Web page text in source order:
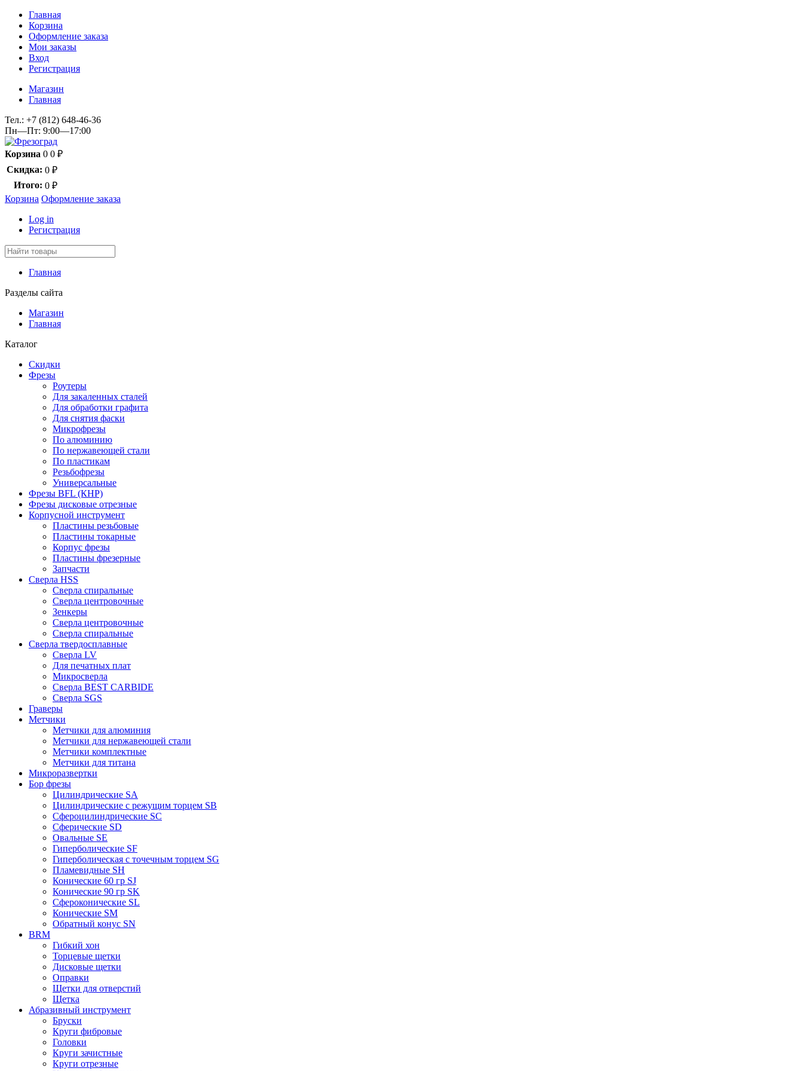
Главная
Корзина
Оформление заказа
Мои заказы
Вход
Регистрация
Магазин
Главная
Тел.: +7 (812) 648-46-36
Пн—Пт: 9:00—17:00
Корзина 0 0 ₽
Скидка: 0 ₽
Итого: 0 ₽
Корзина Оформление заказа
Log in
Регистрация
Главная
Разделы сайта
Магазин
Главная
Каталог
Скидки
Фрезы
Роутеры
Для закаленных сталей
Для обработки графита
Для снятия фаски
Микрофрезы
По алюминию
По нержавеющей стали
По пластикам
Резьбофрезы
Универсальные
Фрезы BFL (КНР)
Фрезы дисковые отрезные
Корпусной инструмент
Пластины резьбовые
Пластины токарные
Корпус фрезы
Пластины фрезерные
Запчасти
Сверла HSS
Сверла спиральные
Сверла центровочные
Зенкеры
Сверла центровочные
Сверла спиральные
Сверла твердосплавные
Сверла LV
Для печатных плат
Микросверла
Сверла BEST CARBIDE
Сверла SGS
Граверы
Метчики
Метчики для алюминия
Метчики для нержавеющей стали
Метчики комплектные
Метчики для титана
Микроразвертки
Бор фрезы
Цилиндрические SA
Цилиндрические с режущим торцем SB
Сфероцилиндрические SC
Сферические SD
Овальные SE
Гиперболические SF
Гиперболическая с точечным торцем SG
Пламевидные SH
Конические 60 гр SJ
Конические 90 гр SK
Сфероконические SL
Конические SM
Обратный конус SN
BRM
Гибкий хон
Торцевые щетки
Дисковые щетки
Оправки
Щетки для отверстий
Щетка
Абразивный инструмент
Бруски
Круги фибровые
Головки
Круги зачистные
Круги отрезные